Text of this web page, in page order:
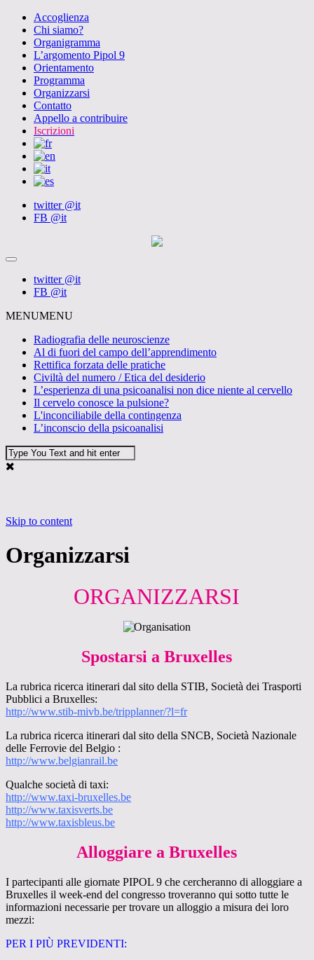
Accoglienza
Chi siamo?
Organigramma
L’argomento Pipol 9
Orientamento
Programma
Organizzarsi
Contatto
Appello a contribuire
Iscrizioni
twitter @it
FB @it
twitter @it
FB @it
MENUMENU
Radiografia delle neuroscienze
Al di fuori del campo dell’apprendimento
Rettifica forzata delle pratiche
Civiltà del numero / Etica del desiderio
L’esperienza di una psicoanalisi non dice niente al cervello
Il cervelo conosce la pulsione?
L'inconciliabile della contingenza
L’inconscio della psicoanalisi
Skip to content
Organizzarsi
ORGANIZZARSI
Spostarsi a Bruxelles
La rubrica ricerca itinerari dal sito della STIB, Società dei Trasporti
Pubblici a Bruxelles:
http://www.stib-mivb.be/tripplanner/?l=fr
La rubrica ricerca itinerari dal sito della SNCB, Società Nazionale
delle Ferrovie del Belgio :
http://www.belgianrail.be
Qualche società di taxi:
http://www.taxi-bruxelles.be
http://www.taxisverts.be
http://www.taxisbleus.be
Alloggiare a Bruxelles
I partecipanti alle giornate PIPOL 9 che cercheranno di alloggiare a
Bruxelles il week-end del congresso troveranno qui sotto tutte le
informazioni necessarie per trovare un alloggio a misura dei loro
mezzi:
PER I PIÙ PREVIDENTI: